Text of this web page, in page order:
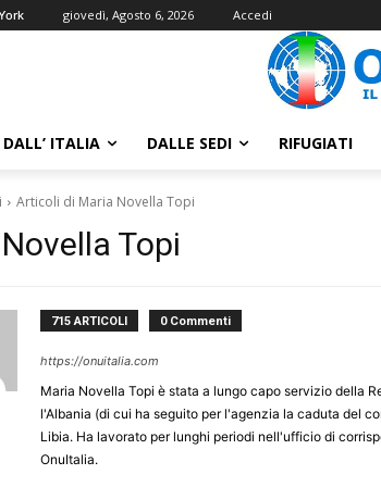
giovedì, Agosto 6, 2026 Accedi
DALL’ ITALIA DALLE SEDI RIFUGIATI
Articoli di Maria Novella Topi
Topi
715 ARTICOLI 0 Commenti
https://onuitalia.com
Maria Novella Topi è stata a lungo capo servizio della
l'Albania (di cui ha seguito per l'agenzia la caduta del
Libia. Ha lavorato per lunghi periodi nell'ufficio di
OnuItalia.